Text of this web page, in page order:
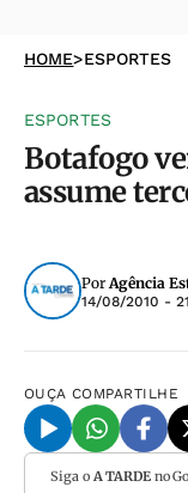
HOME>ESPORTES
ESPORTES
Botafogo
assume
PorAgência
14/08/2010 -
OUÇA COMPARTILHE
Siga o A TARDEno